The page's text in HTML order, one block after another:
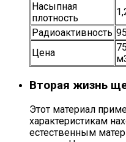
Насыпная
плотность
Радиоактивность
Цена
Вторая жизнь
Этот материал
характеристикам
естественным